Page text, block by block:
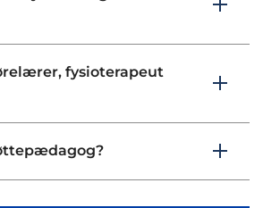
fysioterapeut